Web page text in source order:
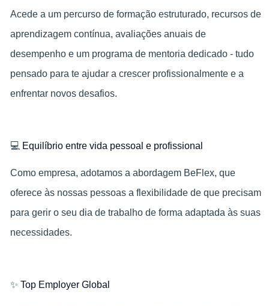
Acede a um percurso de formação estruturado, recursos de
aprendizagem contínua, avaliações anuais de
desempenho e um programa de mentoria dedicado - tudo
pensado para te ajudar a crescer profissionalmente e a
enfrentar novos desafios.
💻 Equilíbrio entre vida pessoal e profissional
Como empresa, adotamos a abordagem BeFlex, que
oferece às nossas pessoas a flexibilidade de que precisam
para gerir o seu dia de trabalho de forma adaptada às suas
necessidades.
✨ Top Employer Global